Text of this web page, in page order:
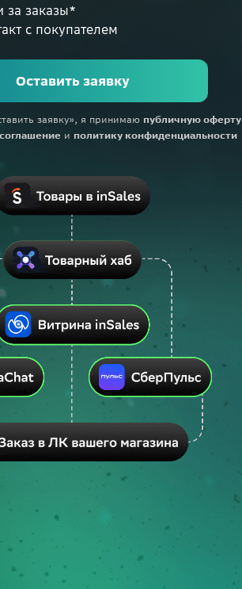
за заказы*
с покупателем
Оставить заявку
заявку», я принимаю публичную оферту
и политику конфиденциальности